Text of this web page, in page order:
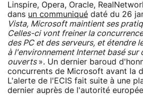
Linspire, Opera, Oracle,
dans un communiqué daté du 26
Vista, Microsoft maintient ses
Celles-ci vont freiner la
des PC et des serveurs, et étendre
à l'environnement Internet basé sur
ouverts ». Un dernier baroud
concurrents de Microsoft avant la
L'alerte de l'ECIS fait suite à une
dernier auprès de l'autorité